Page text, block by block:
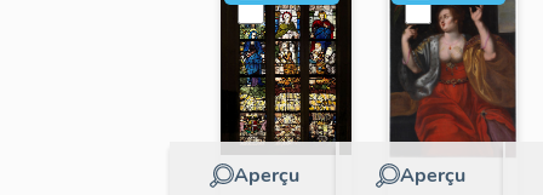
Aperçu Aperçu